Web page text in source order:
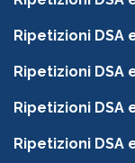
Ripetizioni DSA
Ripetizioni DSA
Ripetizioni DSA
Ripetizioni DSA